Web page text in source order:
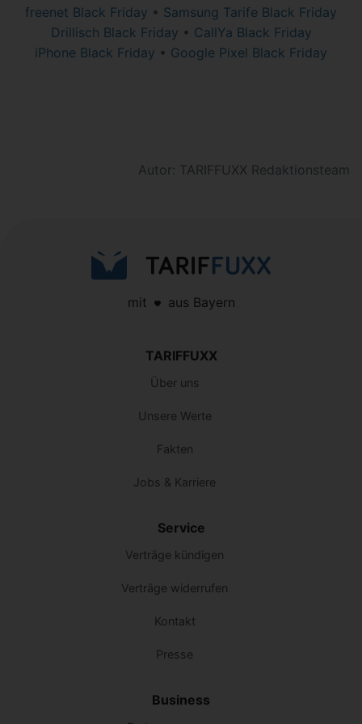
freenet Black Friday • Samsung Tarife Black Friday
Drillisch Black Friday • CallYa Black Friday
iPhone Black Friday • Google Pixel Black Friday
Autor: TARIFFUXX Redaktionsteam
mit aus Bayern
TARIFFUXX
Über uns
Unsere Werte
Fakten
Jobs & Karriere
Service
Verträge kündigen
Verträge widerrufen
Kontakt
Presse
Business